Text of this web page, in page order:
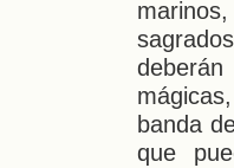
banda
que